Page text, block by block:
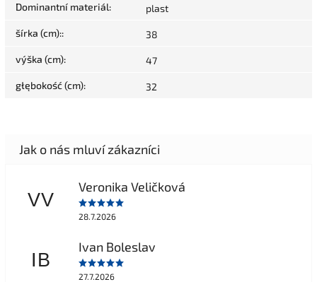
Dominantní materiál: plast
šírka (cm):: 38
výška (cm): 47
głębokość (cm): 32
VV
Veronika Veličková
28.7.2026
IB
Ivan Boleslav
27.7.2026